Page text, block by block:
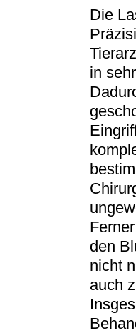
Die
in
den
nicht
auch